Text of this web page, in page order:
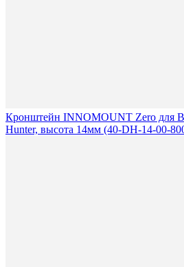
Кронштейн INNOMOUNT Zero для
Hunter, высота 14мм (40-DH-14-00-